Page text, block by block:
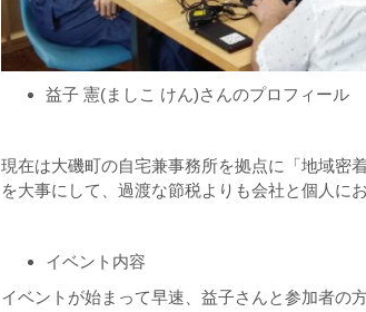
益子 憲(ましこ けん)さんのプロフィール
現在は大磯町の自宅兼事務所を拠点に「地域密
を大事にして、過渡な節税よりも会社と個人に
イベント内容
イベントが始まって早速、益子さんと参加者の